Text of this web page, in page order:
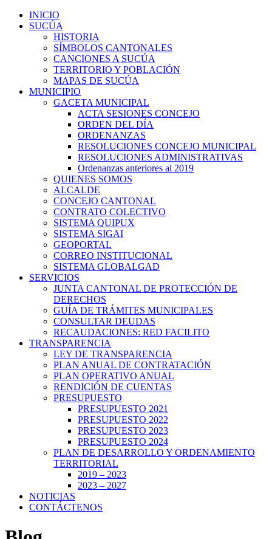
INICIO
SUCÚA
HISTORIA
SÍMBOLOS CANTONALES
CANCIONES A SUCÚA
TERRITORIO Y POBLACIÓN
MAPAS DE SUCÚA
MUNICIPIO
GACETA MUNICIPAL
ACTA SESIONES CONCEJO
ORDEN DEL DÍA
ORDENANZAS
RESOLUCIONES CONCEJO MUNICIPAL
RESOLUCIONES ADMINISTRATIVAS
Ordenanzas anteriores al 2019
QUIENES SOMOS
ALCALDE
CONCEJO CANTONAL
CONTRATO COLECTIVO
SISTEMA QUIPUX
SISTEMA SIGAI
GEOPORTAL
CORREO INSTITUCIONAL
SISTEMA GLOBALGAD
SERVICIOS
JUNTA CANTONAL DE PROTECCIÓN DE
DERECHOS
GUÍA DE TRÁMITES MUNICIPALES
CONSULTAR DEUDAS
RECAUDACIONES: RED FACILITO
TRANSPARENCIA
LEY DE TRANSPARENCIA
PLAN ANUAL DE CONTRATACIÓN
PLAN OPERATIVO ANUAL
RENDICIÓN DE CUENTAS
PRESUPUESTO
PRESUPUESTO 2021
PRESUPUESTO 2022
PRESUPUESTO 2023
PRESUPUESTO 2024
PLAN DE DESARROLLO Y ORDENAMIENTO
TERRITORIAL
2019 – 2023
2023 – 2027
NOTICIAS
CONTÁCTENOS